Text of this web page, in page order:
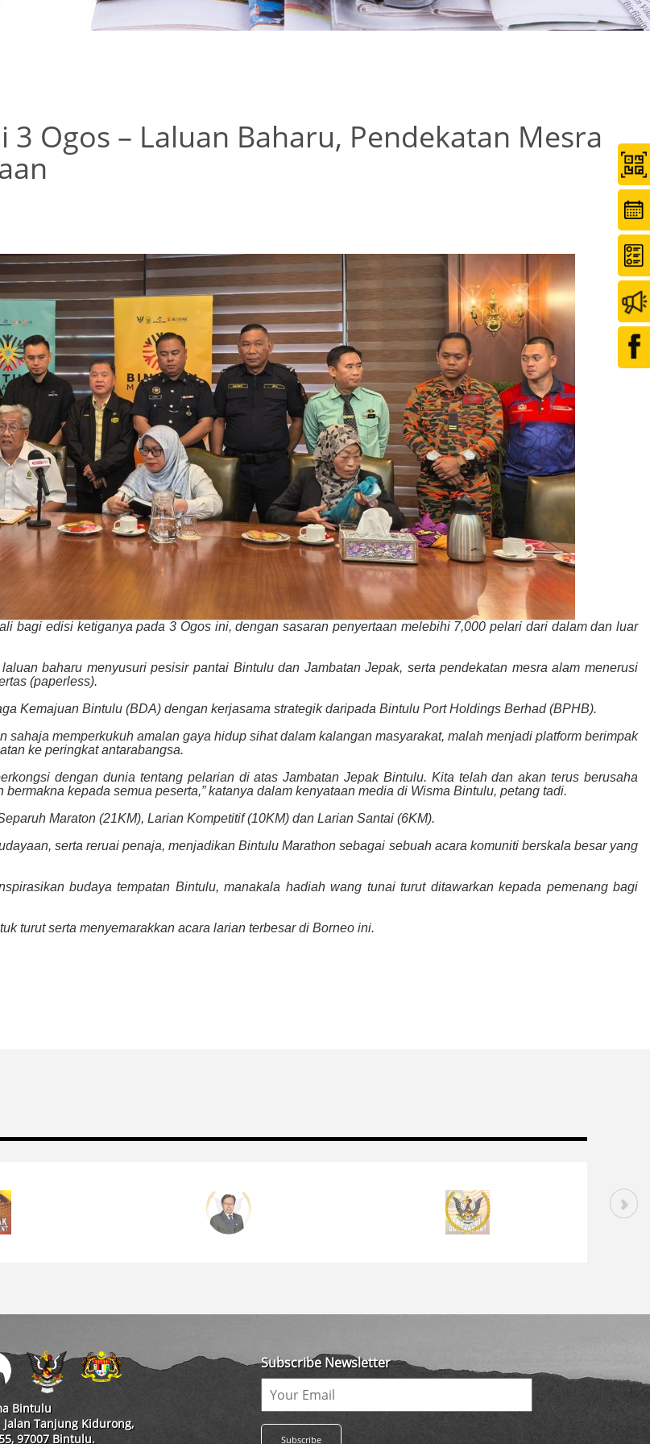
Ogos – Laluan Baharu, Pendekatan Mesra
bagi edisi ketiganya pada 3 Ogos ini, dengan sasaran penyertaan melebihi 7,000 pelari dari dalam dan luar
baharu menyusuri pesisir pantai Bintulu dan Jambatan Jepak, serta pendekatan mesra alam menerusi
(paperless).
Kemajuan Bintulu (BDA) dengan kerjasama strategik daripada Bintulu Port Holdings Berhad (BPHB).
memperkukuh amalan gaya hidup sihat dalam kalangan masyarakat, malah menjadi platform berimpak
ke peringkat antarabangsa.
dengan dunia tentang pelarian di atas Jambatan Jepak Bintulu. Kita telah dan akan terus berusaha
kepada semua peserta,” katanya dalam kenyataan media di Wisma Bintulu, petang tadi.
Maraton (21KM), Larian Kompetitif (10KM) dan Larian Santai (6KM).
serta reruai penaja, menjadikan Bintulu Marathon sebagai sebuah acara komuniti berskala besar yang
budaya tempatan Bintulu, manakala hadiah wang tunai turut ditawarkan kepada pemenang bagi
turut serta menyemarakkan acara larian terbesar di Borneo ini.
Bintulu
Jalan Tanjung Kidurong,
97007 Bintulu.
Subscribe Newsletter